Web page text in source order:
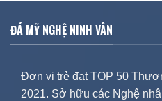
ĐÁ MỸ NGHỆ NINH VÂN
Đơn vị trẻ đạt TOP 50
2021. Sở hữu các Nghệ